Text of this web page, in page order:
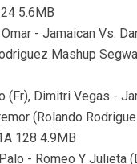
5.6MB
- Jamaican Vs.
Mashup
(Fr), Dimitri Vegas -
(Rolando
128 4.9MB
- Romeo Y Julieta